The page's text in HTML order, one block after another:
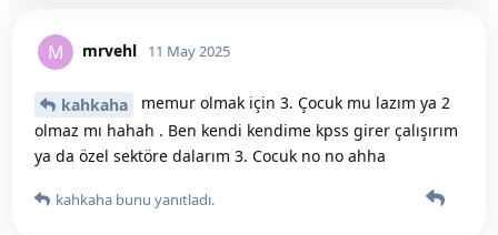
M mrvehl 11 May 2025
kahkaha
memur olmak için 3. Çocuk mu lazım ya 2
olmaz mı hahah . Ben kendi kendime kpss girer çalışırım
ya da özel sektöre dalarım 3. Cocuk no no ahha
kahkaha bunu yanıtladı.